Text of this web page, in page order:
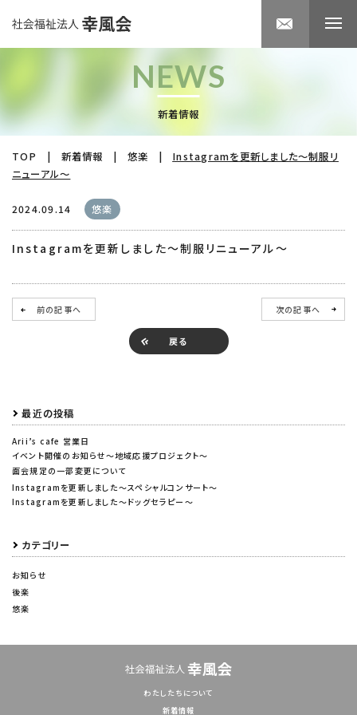
NEWS
新着情報
TOP | 新着情報 | 悠楽 |
Instagramを更新しました～制服リ
ニューアル～
2024.09.14 悠楽
Instagramを更新しました～制服リニューアル～
前の記事へ 次の記事へ
戻る
最近の投稿
Arii’s cafe 営業日
イベント開催のお知らせ～地域応援プロジェクト～
面会規定の一部変更について
Instagramを更新しました～スペシャルコンサート～
Instagramを更新しました～ドッグセラピー～
カテゴリー
お知らせ
後楽
悠楽
わたしたちについて
新着情報